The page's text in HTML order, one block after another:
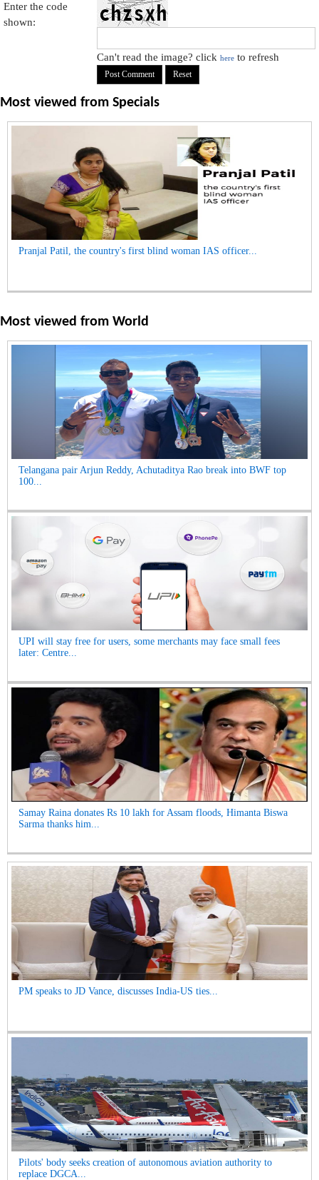
Enter the code
shown:
Can't read the image? clickhere to refresh
Most viewed from Specials
Pranjal Patil, the country's first blind woman IAS officer...
Most viewed from World
Telangana pair Arjun Reddy, Achutaditya Rao break into BWF top
100...
UPI will stay free for users, some merchants may face small fees
later: Centre...
Samay Raina donates Rs 10 lakh for Assam floods, Himanta Biswa
Sarma thanks him...
PM speaks to JD Vance, discusses India-US ties...
Pilots' body seeks creation of autonomous aviation authority to
replace DGCA...